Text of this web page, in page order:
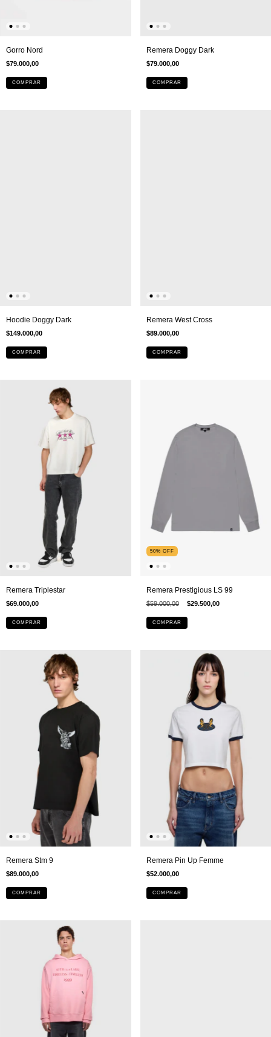
Gorro Nord
$79.000,00
COMPRAR
Remera Doggy Dark
$79.000,00
COMPRAR
Hoodie Doggy Dark
$149.000,00
COMPRAR
Remera West Cross
$89.000,00
COMPRAR
Remera Triplestar
$69.000,00
COMPRAR
50% OFF
Remera Prestigious LS 99
$59.000,00 $29.500,00
COMPRAR
Remera Stm 9
$89.000,00
COMPRAR
Remera Pin Up Femme
$52.000,00
COMPRAR